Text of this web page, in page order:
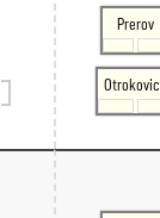
Prerov